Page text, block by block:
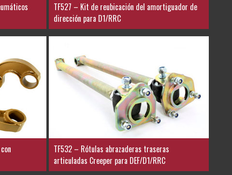
TF527 – Kit de reubicación del amortiguador de
dirección para D1/RRC
TF532 – Rótulas abrazaderas traseras
articuladas Creeper para DEF/D1/RRC